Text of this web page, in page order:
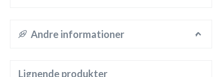
Andre informationer
Lignende produkter